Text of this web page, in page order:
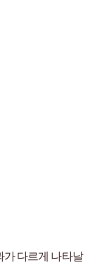
가 다르게 나타날